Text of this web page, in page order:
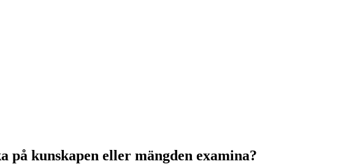
kunskapen eller mängden examina?